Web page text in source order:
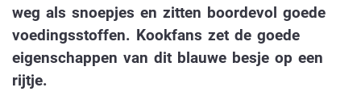
weg als snoepjes en zitten boordevol goede
voedingsstoffen. Kookfans zet de goede
eigenschappen van dit blauwe besje op een
rijtje.